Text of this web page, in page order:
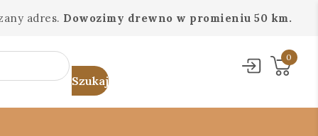
adres. Dowozimy drewno w promieniu 50 km.
0